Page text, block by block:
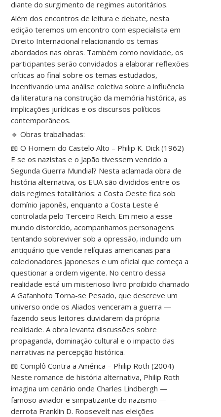
diante do surgimento de regimes autoritários.
Além dos encontros de leitura e debate, nesta
edição teremos um encontro com especialista em
Direito Internacional relacionando os temas
abordados nas obras. Também como novidade, os
participantes serão convidados a elaborar reflexões
críticas ao final sobre os temas estudados,
incentivando uma análise coletiva sobre a influência
da literatura na construção da memória histórica, as
implicações jurídicas e os discursos políticos
contemporâneos.
🔹 Obras trabalhadas:
📖 O Homem do Castelo Alto – Philip K. Dick (1962)
E se os nazistas e o Japão tivessem vencido a
Segunda Guerra Mundial? Nesta aclamada obra de
história alternativa, os EUA são divididos entre os
dois regimes totalitários: a Costa Oeste fica sob
domínio japonês, enquanto a Costa Leste é
controlada pelo Terceiro Reich. Em meio a esse
mundo distorcido, acompanhamos personagens
tentando sobreviver sob a opressão, incluindo um
antiquário que vende relíquias americanas para
colecionadores japoneses e um oficial que começa a
questionar a ordem vigente. No centro dessa
realidade está um misterioso livro proibido chamado
A Gafanhoto Torna-se Pesado, que descreve um
universo onde os Aliados venceram a guerra —
fazendo seus leitores duvidarem da própria
realidade. A obra levanta discussões sobre
propaganda, dominação cultural e o impacto das
narrativas na percepção histórica.
📖 Complô Contra a América – Philip Roth (2004)
Neste romance de história alternativa, Philip Roth
imagina um cenário onde Charles Lindbergh —
famoso aviador e simpatizante do nazismo —
derrota Franklin D. Roosevelt nas eleições